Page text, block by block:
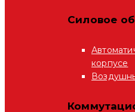
Силовое
корпусе